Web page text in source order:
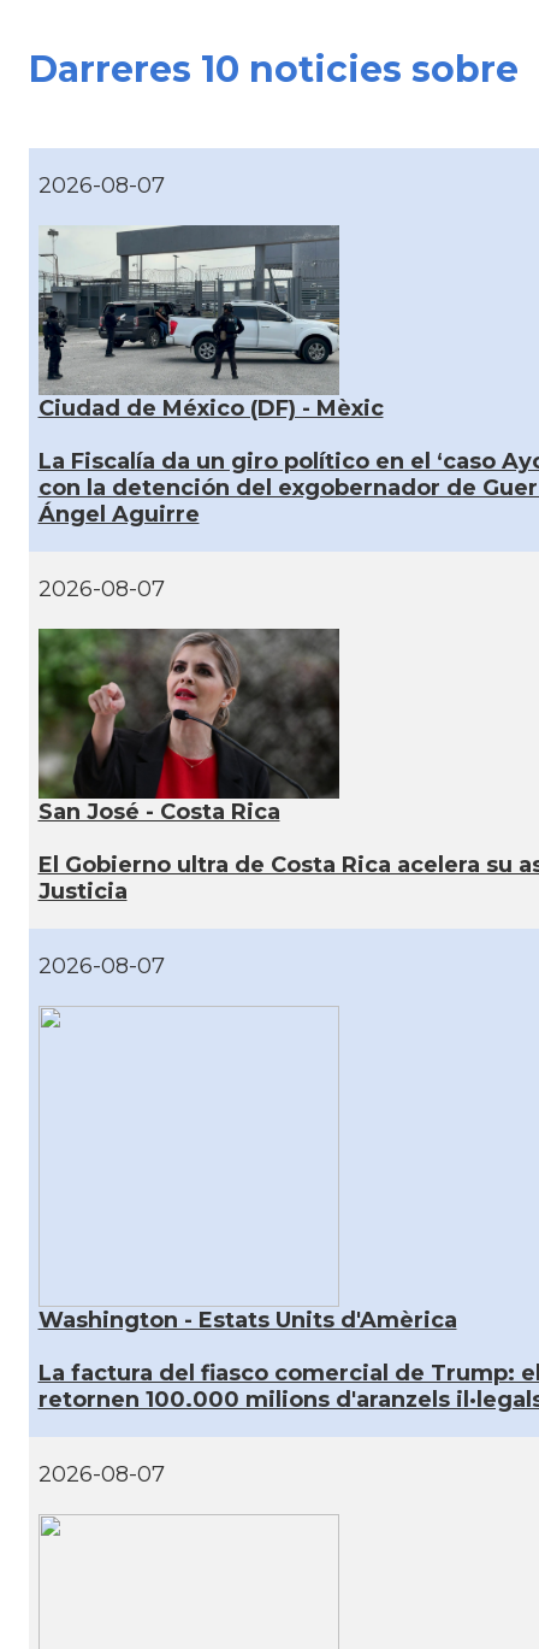
Darreres 10 noticies sobre
2026-08-07
Ciudad de México (DF) - Mèxic
La Fiscalía da un giro político en el ‘caso
con la detención del exgobernador de
Ángel Aguirre
2026-08-07
San José - Costa Rica
El Gobierno ultra de Costa Rica acelera su
Justicia
2026-08-07
Washington - Estats Units d'Amèrica
La factura del fiasco comercial de Trump:
retornen 100.000 milions d'aranzels
2026-08-07